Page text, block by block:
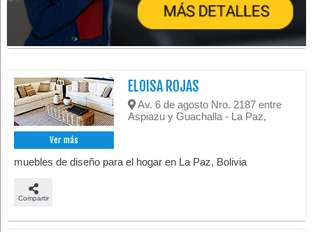
Ver más
ELOISA ROJAS
Av. 6 de agosto Nro. 2187 entre
Aspiazu y Guachalla - La Paz,
muebles de diseño para el hogar en La Paz, Bolivia
Compartir